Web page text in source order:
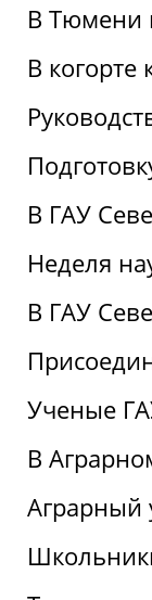
В Тюмени
В
В ГАУ
Неделя
В ГАУ
Ученые
В
Аграрный